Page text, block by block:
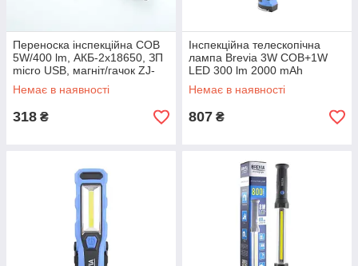
Переноска інспекційна COB
5W/400 lm, АКБ-2x18650, ЗП
micro USB, магніт/гачок ZJ-
8859
Немає в наявності
318 ₴
Інспекційна телескопічна
лампа Brevia 3W COB+1W
LED 300 lm 2000 mAh
(11350BR)
Немає в наявності
807 ₴